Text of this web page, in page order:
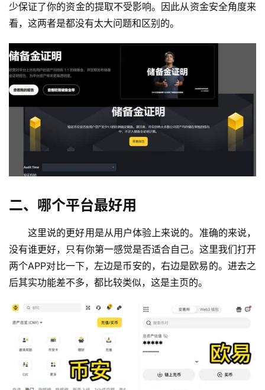
少保证了你的资金的提取不受影响。因此从资金安全角度来
看，这两者是都没有太大问题和区别的。
二、哪个平台最好用
这里说的更好用是从用户体验上来说的。准确的来说，
没有谁更好，只有你第一感觉是否适合自己。这里我们打开
两个APP对比一下，左边是币安的，右边是欧易的。进去之
后其实功能差不多，都比较类似，这是主页的。